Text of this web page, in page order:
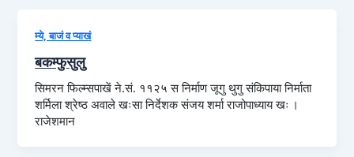
म्ये, बाजं व प्याखं
बकम्फुसुलु
सिमरन फिल्म्सपाखें ने.सं. ११२५ स निर्माण जूगु थुगु संकिपाया निर्माता
शर्मिला श्रेष्ठ अवाले खःसा निर्देशक संजय शर्मा राजोपाध्याय खः ।
राजेशमान